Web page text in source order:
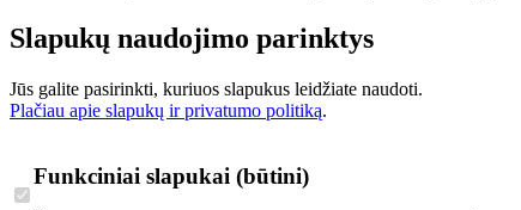
Slapukų naudojimo parinktys
Jūs galite pasirinkti, kuriuos slapukus leidžiate naudoti.
Plačiau apie slapukų ir privatumo politiką.
Funkciniai slapukai (būtini)